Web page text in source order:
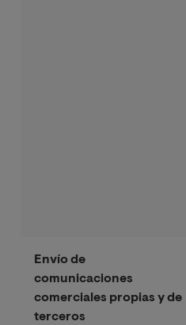
Envío de
comunicaciones
comerciales propias y de
terceros